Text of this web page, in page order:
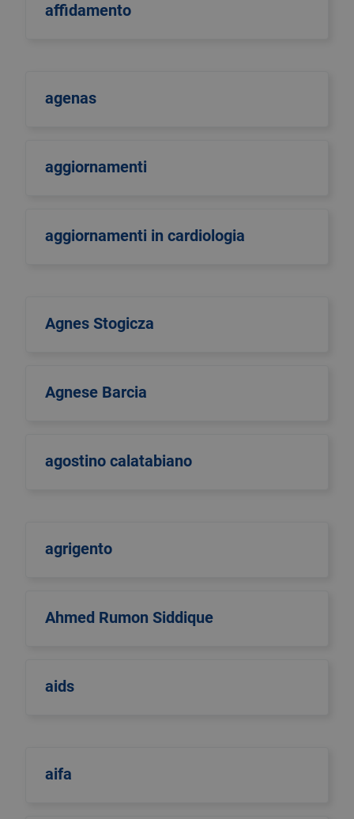
affidamento
agenas
aggiornamenti
aggiornamenti in cardiologia
Agnes Stogicza
Agnese Barcia
agostino calatabiano
agrigento
Ahmed Rumon Siddique
aids
aifa